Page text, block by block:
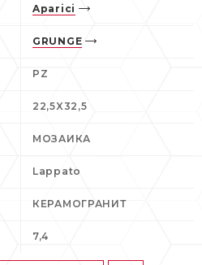
Aparici
GRUNGE
PZ
22,5X32,5
МОЗАИКА
Lappato
КЕРАМОГРАНИТ
7,4